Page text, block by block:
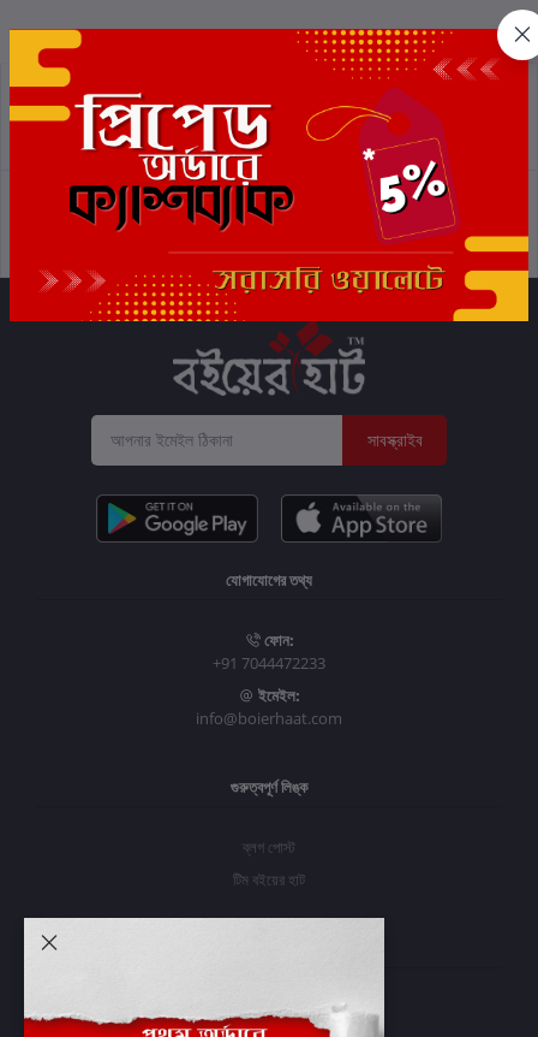
শর্তাবলী প্রত্যাবর্তন নীতিমালা
গোপনীয়তা নীতি
সাবস্ক্রাইব
যোগাযোগের তথ্য
ফোন:
+91 7044472233
ইমেইল:
info@boierhaat.com
গুরুত্বপূর্ণ লিঙ্ক
ব্লগ পোস্ট
টিম বইয়ের হাট
প্রবেশ করুন